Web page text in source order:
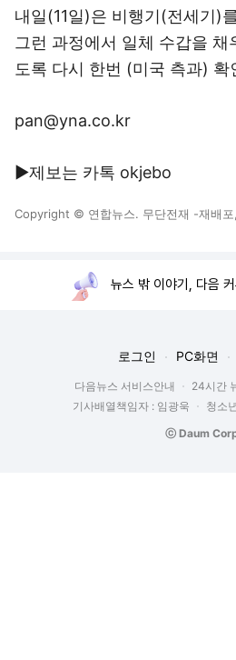
내일(11일)은 비행기(전세기)
그런 과정에서 일체 수갑을
도록 다시 한번 (미국 측과) 확
pan@yna.co.kr
▶제보는 카톡 okjebo
Copyright © 연합뉴스. 무단전재 -재배포
뉴스 밖 이야기, 다음
로그인 PC화면
다음뉴스 서비스안내 24시간
기사배열책임자 : 임광욱
청소
ⓒ Daum